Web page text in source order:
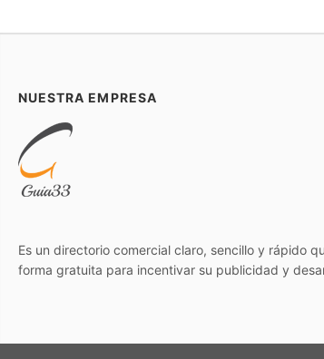
NUESTRA EMPRESA
Es un directorio comercial claro, sencillo y rápido
forma gratuita para incentivar su publicidad y